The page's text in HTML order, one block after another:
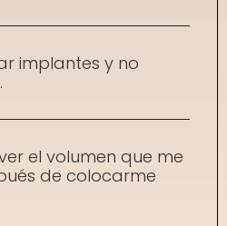
implantes y no
el volumen que me
de colocarme